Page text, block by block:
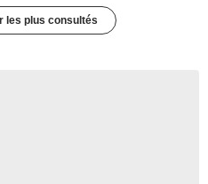
les plus consultés